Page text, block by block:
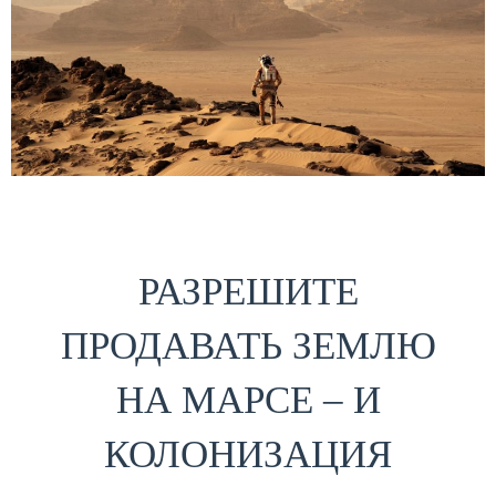
РАЗРЕШИТЕ
ПРОДАВАТЬ ЗЕМЛЮ
НА МАРСЕ – И
КОЛОНИЗАЦИЯ